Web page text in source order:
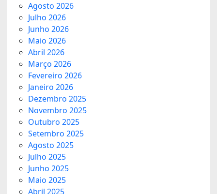
Agosto 2026
Julho 2026
Junho 2026
Maio 2026
Abril 2026
Março 2026
Fevereiro 2026
Janeiro 2026
Dezembro 2025
Novembro 2025
Outubro 2025
Setembro 2025
Agosto 2025
Julho 2025
Junho 2025
Maio 2025
Abril 2025